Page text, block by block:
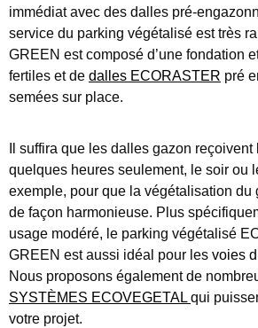
immédiat avec des dalles pré-
service du parking végétalisé est très
GREEN est composé d’une fondation
fertiles et de dalles ECORASTER pré
semées sur place.
Il suffira que les dalles gazon reçoivent
quelques heures seulement, le soir ou
exemple, pour que la végétalisation du
de façon harmonieuse. Plus
usage modéré, le parking végétalisé
GREEN est aussi idéal pour les voies
Nous proposons également de
SYSTÈMES ECOVEGETAL qui
votre projet.